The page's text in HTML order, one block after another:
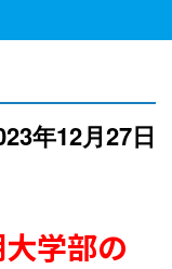
年12月27日
学部の